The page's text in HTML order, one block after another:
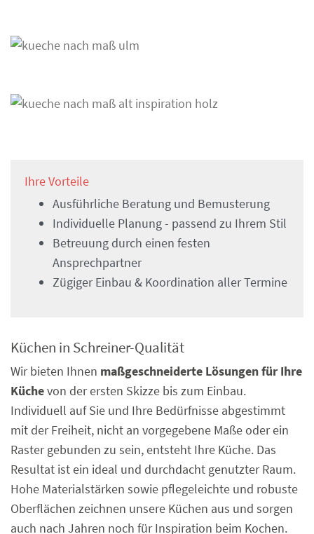
Ihre Vorteile
Ausführliche Beratung und Bemusterung
Individuelle Planung - passend zu Ihrem Stil
Betreuung durch einen festen
Ansprechpartner
Zügiger Einbau & Koordination aller Termine
Küchen in Schreiner-Qualität
Wir bieten Ihnen maßgeschneiderte Lösungen für Ihre
Küchevon der ersten Skizze bis zum Einbau.
Individuell auf Sie und Ihre Bedürfnisse abgestimmt
mit der Freiheit, nicht an vorgegebene Maße oder ein
Raster gebunden zu sein, entsteht Ihre Küche. Das
Resultat ist ein ideal und durchdacht genutzter Raum.
Hohe Materialstärken sowie pflegeleichte und robuste
Oberflächen zeichnen unsere Küchen aus und sorgen
auch nach Jahren noch für Inspiration beim Kochen.